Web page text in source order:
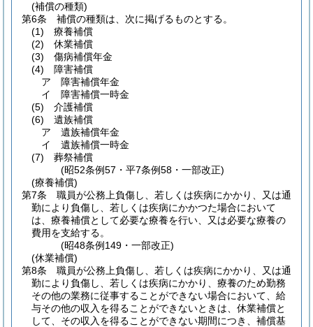
(補償の種類)
第6条
補償の種類は、次に掲げるものとする。
(1)
療養補償
(2)
休業補償
(3)
傷病補償年金
(4)
障害補償
ア
障害補償年金
イ
障害補償一時金
(5)
介護補償
(6)
遺族補償
ア
遺族補償年金
イ
遺族補償一時金
(7)
葬祭補償
(昭52条例57・平7条例58・一部改正)
(療養補償)
第7条
職員が公務上負傷し、若しくは疾病にかかり、又は通
勤により負傷し、若しくは疾病にかかつた場合において
は、療養補償として必要な療養を行い、又は必要な療養の
費用を支給する。
(昭48条例149・一部改正)
(休業補償)
第8条
職員が公務上負傷し、若しくは疾病にかかり、又は通
勤により負傷し、若しくは疾病にかかり、療養のため勤務
その他の業務に従事することができない場合において、給
与その他の収入を得ることができないときは、休業補償と
して、その収入を得ることができない期間につき、補償基